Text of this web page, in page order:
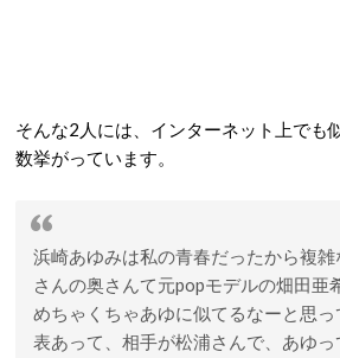
そんな2人には、インターネット上でも
数挙がっています。
浜崎あゆみは私の青春だったから複
さんの奥さんて元popモデルの畑田亜
めちゃくちゃあゆに似てるなーと思
表あって、相手が松浦さんで、あゆ